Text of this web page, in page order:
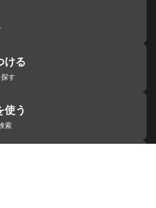
ける
す
使う
索